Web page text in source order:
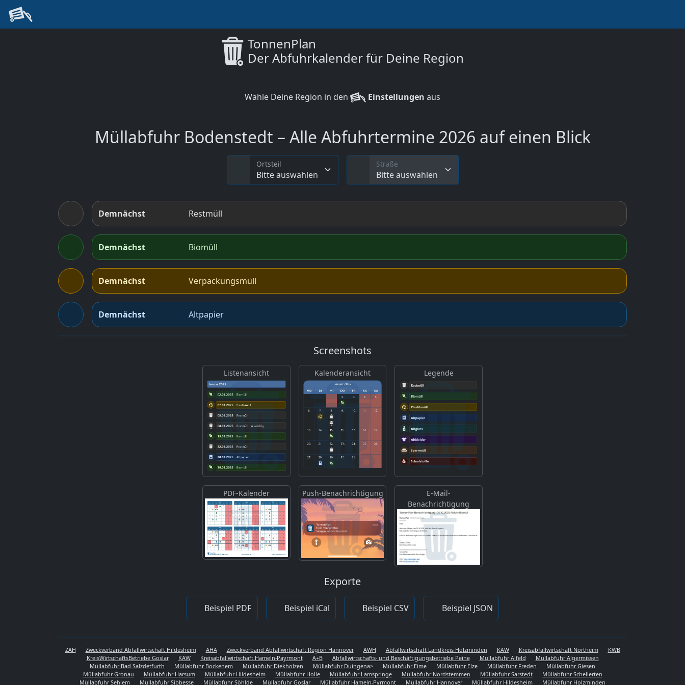
TonnenPlan
Der Abfuhrkalender für Deine Region
Wähle Deine Region in den Einstellungen aus
Müllabfuhr Bodenstedt – Alle Abfuhrtermine 2026 auf einen Blick
Bitte auswählen
Ortsteil
Bitte auswählen
Straße
Demnächst Restmüll
Demnächst Biomüll
Demnächst Verpackungsmüll
Demnächst Altpapier
Screenshots
Listenansicht Kalenderansicht Legende
PDF-Kalender Push-Benachrichtigung
E-Mail-
Benachrichtigung
Exporte
Beispiel PDF Beispiel iCal Beispiel CSV Beispiel JSON
ZAH Zweckverband Abfallwirtschaft Hildesheim AHA Zweckverband Abfallwirtschaft Region Hannover AWH Abfallwirtschaft Landkreis Holzminden KAW Kreisabfallwirtschaft Northeim
KWB
KreisWirtschaftsBetriebe Goslar
KAW Kreisabfallwirtschaft Hameln-Payrmont A+B Abfallwirtschafts- und Beschäftigungsbetriebe Peine Müllabfuhr Alfeld
Müllabfuhr Algermissen
Müllabfuhr Bad Salzdetfurth
Müllabfuhr Bockenem Müllabfuhr Diekholzen Müllabfuhr Duingena> Müllabfuhr Eime Müllabfuhr Elze Müllabfuhr Freden
Müllabfuhr Giesen
Müllabfuhr Gronau
Müllabfuhr Harsum Müllabfuhr Hildesheim Müllabfuhr Holle Müllabfuhr Lamspringe Müllabfuhr Nordstemmen Müllabfuhr Sarstedt
Müllabfuhr Schellerten
Müllabfuhr Sehlem
Müllabfuhr Sibbesse Müllabfuhr Söhlde Müllabfuhr Goslar Müllabfuhr Hameln-Pyrmont Müllabfuhr Hannover Müllabfuhr Hildesheim Müllabfuhr Holzminden